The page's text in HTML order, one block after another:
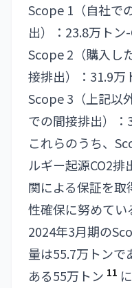
Scope 1（自社で
出）：23.8万トン-
Scope 2（購入し
接排出）：31.9万
Scope 3（上記以
での間接排出）：
これらのうち、
ルギー起源CO2
関による保証を取
性確保に努めてい
2024年3月期の
量は55.7万トンで
ある55万トン 11